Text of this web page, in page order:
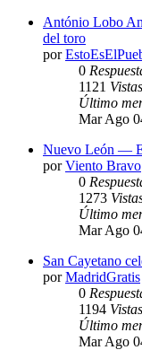
António Lobo
del toro
por
0
1121 Vistas
Último
Mar Ago
Nuevo León —
porViento Bravo
0
1273
Último
Mar Ago
San Cayetano
porMadridGratis
0
1194 Vistas
Último
Mar Ago